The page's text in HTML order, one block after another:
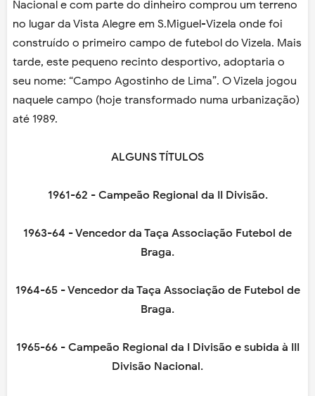
Nacional e com parte do dinheiro comprou um terreno
no lugar da Vista Alegre em S.Miguel-Vizela onde foi
construído o primeiro campo de futebol do Vizela. Mais
tarde, este pequeno recinto desportivo, adoptaria o
seu nome: “Campo Agostinho de Lima”. O Vizela jogou
naquele campo (hoje transformado numa urbanização)
até 1989.
ALGUNS TÍTULOS
1961-62 - Campeão Regional da II Divisão.
1963-64 - Vencedor da Taça Associação Futebol de
Braga.
1964-65 - Vencedor da Taça Associação de Futebol de
Braga.
1965-66 - Campeão Regional da I Divisão e subida à III
Divisão Nacional.